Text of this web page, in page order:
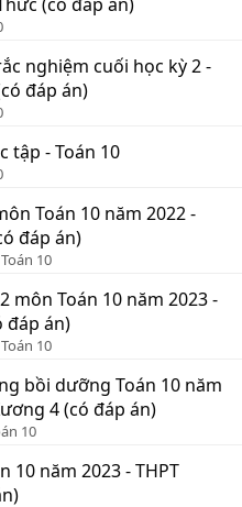
nghiệm cuối học kỳ 2 -
đáp án)
tập - Toán 10
Toán 10 năm 2022 -
đáp án)
10
môn Toán 10 năm 2023 -
đáp án)
10
bồi dưỡng Toán 10 năm
4 (có đáp án)
10
10 năm 2023 - THPT